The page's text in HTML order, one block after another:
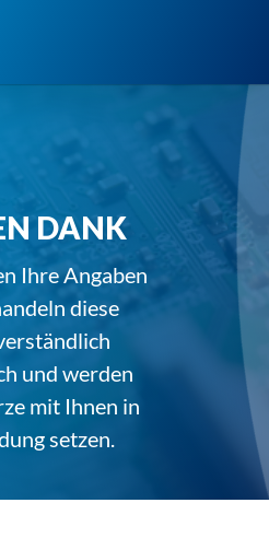
DANK
Ihre Angaben
diese
und werden
mit Ihnen in
setzen.